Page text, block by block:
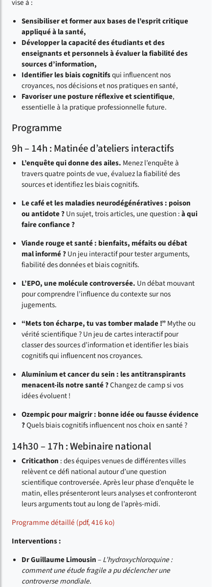
vise à :
Sensibiliser et former aux bases de l’esprit critique
appliqué à la santé,
Développer la capacité des étudiants et des
enseignants et personnels à évaluer la fiabilité des
sources d’information,
Identifier les biais cognitifsqui influencent nos
croyances, nos décisions et nos pratiques en santé,
Favoriser une posture réflexive et scientifique,
essentielle à la pratique professionnelle future.
Programme
9h – 14h : Matinée d’ateliers interactifs
L’enquête qui donne des ailes. Menez l’enquête à
travers quatre points de vue, évaluez la fiabilité des
sources et identifiez les biais cognitifs.
Le café et les maladies neurodégénératives : poison
ou antidote ?Un sujet, trois articles, une question :à qui
faire confiance ?
Viande rouge et santé : bienfaits, méfaits ou débat
mal informé ?Un jeu interactif pour tester arguments,
fiabilité des données et biais cognitifs.
L’EPO, une molécule controversée. Un débat mouvant
pour comprendre l’influence du contexte sur nos
jugements.
“Mets ton écharpe, tu vas tomber malade !”Mythe ou
vérité scientifique ? Un jeu de cartes interactif pour
classer des sources d’information et identifier les biais
cognitifs qui influencent nos croyances.
Aluminium et cancer du sein : les antitranspirants
menacent-ils notre santé ?Changez de camp si vos
idées évoluent !
Ozempic pour maigrir : bonne idée ou fausse évidence
?Quels biais cognitifs influencent nos choix en santé ?
14h30 – 17h : Webinaire national
Criticathon : des équipes venues de différentes villes
relèvent ce défi national autour d’une question
scientifique controversée. Après leur phase d’enquête le
matin, elles présenteront leurs analyses et confronteront
leurs arguments tout au long de l’après-midi.
Programme détaillé (pdf, 416 ko)
Interventions :
Dr Guillaume Limousin–L’hydroxychloroquine :
comment une étude fragile a pu déclencher une
controverse mondiale.